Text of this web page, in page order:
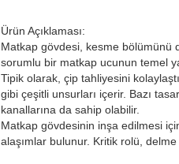
Ürün Açıklaması:
Matkap gövdesi, kesme bölümünü
sorumlu bir matkap ucunun temel
Tipik olarak, çip tahliyesini
gibi çeşitli unsurları içerir. Bazı
kanallarına da sahip olabilir.
Matkap gövdesinin inşa edilmesi
alaşımlar bulunur. Kritik rolü,